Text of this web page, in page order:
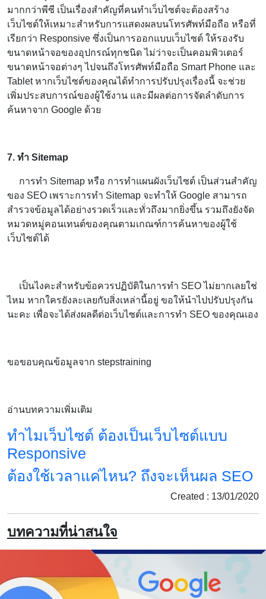
มากกว่าพีซี เป็นเรื่องสำคัญที่คนทำเว็บไซต์จะต้องสร้าง
เว็บไซต์ให้เหมาะสำหรับการแสดงผลบนโทรศัพท์มือถือ หรือที่
เรียกว่า Responsive ซึ่งเป็นการออกแบบเว็บไซต์ ให้รองรับ
ขนาดหน้าจอของอุปกรณ์ทุกชนิด ไม่ว่าจะเป็นคอมพิวเตอร์
ขนาดหน้าจอต่างๆ ไปจนถึงโทรศัพท์มือถือ Smart Phone และ
Tablet หากเว็บไซต์ของคุณได้ทำการปรับปรุงเรื่องนี้ จะช่วย
เพิ่มประสบการณ์ของผู้ใช้งาน และมีผลต่อการจัดลำดับการ
ค้นหาจาก Google ด้วย
7. ทำ Sitemap
การทำ Sitemap หรือ การทำแผนผังเว็บไซต์ เป็นส่วนสำคัญ
ของ SEO เพราะการทำ Sitemap จะทำให้ Google สามารถ
สำรวจข้อมูลได้อย่างรวดเร็วและทั่วถึงมากยิ่งขึ้น รวมถึงยังจัด
หมวดหมู่คอนเทนต์ของคุณตามเกณฑ์การค้นหาของผู้ใช้
เว็บไซต์ได้
เป็นไงคะสำหรับข้อควรปฏิบัติในการทำ SEO ไม่ยากเลยใช่
ไหม หากใครยังละเลยกับสิ่งเหล่านี้อยู่ ขอให้นำไปปรับปรุงกัน
นะคะ เพื่อจะได้ส่งผลดีต่อเว็บไซต์และการทำ SEO ของคุณเอง
ขอขอบคุณข้อมูลจาก stepstraining
อ่านบทความเพิ่มเติม
ทำไมเว็บไซต์ ต้องเป็นเว็บไซต์แบบ
Responsive
ต้องใช้เวลาแค่ไหน? ถึงจะเห็นผล SEO
Created : 13/01/2020
บทความที่น่าสนใจ